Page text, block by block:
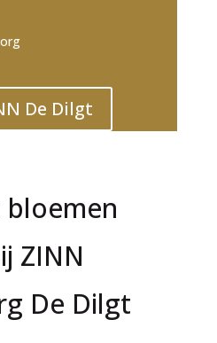
De Dilgt
bloemen
ZINN
De Dilgt